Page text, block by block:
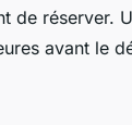
de réserver.
avant le